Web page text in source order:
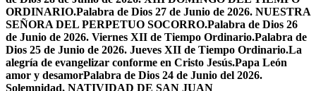
ORDINARIO.Palabra de Dios 27 de Junio de 2026. NUESTRA
SEÑORA DEL PERPETUO SOCORRO.Palabra de Dios 26
de Junio de 2026. Viernes XII de Tiempo Ordinario.Palabra de
Dios 25 de Junio de 2026. Jueves XII de Tiempo Ordinario.La
alegría de evangelizar conforme en Cristo Jesús.Papa León
amor y desamorPalabra de Dios 24 de Junio del 2026.
Solemnidad, NATIVIDAD DE SAN JUAN